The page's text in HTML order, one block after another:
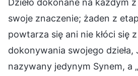
swoje znaczenie; żaden z
powtarza się ani nie kłóci się
dokonywania swojego dzieła,
nazywany jedynym Synem, a